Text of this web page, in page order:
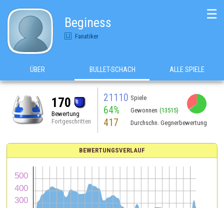
Beginess
Fanatiker
☰
ÜBER BULLET-SCHACH ALLE SPIELE
170
Bewertung
Fortgeschritten
21110 Spiele
64% Gewonnen (13515)
417 Durchschn. Gegnerbewertung
BEWERTUNGSVERLAUF